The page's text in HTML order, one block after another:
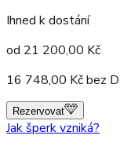
Ihned k dostání
od 21 200,00 Kč
16 748,00 Kč bez
Rezervovat
Jak šperk vzniká?